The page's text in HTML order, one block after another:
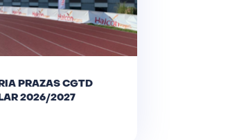
PRAZAS CGTD
2026/2027